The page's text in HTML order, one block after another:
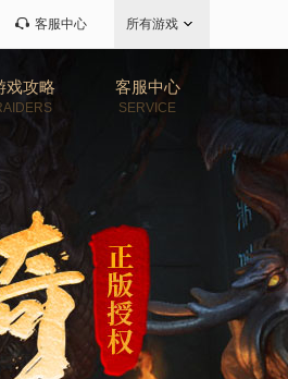
所有游戏
客服中心
戏攻略 客服中心
SERVICE